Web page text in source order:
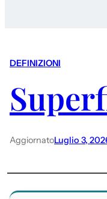
DEFINIZIONI
AggiornatoLuglio 3,